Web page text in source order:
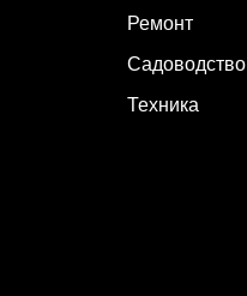
Ремонт
Садоводство
Техника